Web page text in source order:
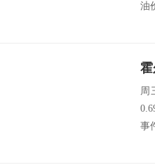
油
周
事